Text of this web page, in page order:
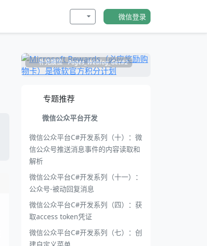
微信登录
补充展位 Pages_Weblog_Get#2
专题推荐
微信公众平台开发
微信公众平台C#开发系列（十）：微
信公众号推送消息事件的内容读取和
解析
微信公众平台C#开发系列（十一）：
公众号-被动回复消息
微信公众平台C#开发系列（四）：获
取access token凭证
微信公众平台C#开发系列（七）：创